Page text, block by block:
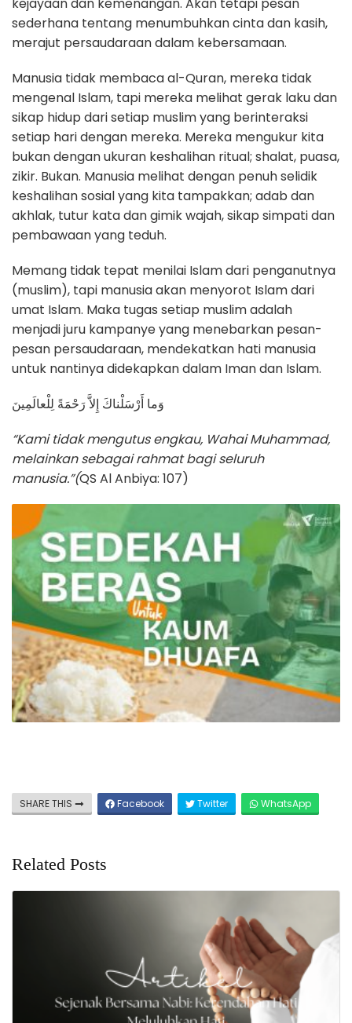
sederhana tentang menumbuhkan cinta dan kasih,
merajut persaudaraan dalam kebersamaan.
Manusia tidak membaca al-Quran, mereka tidak
mengenal Islam, tapi mereka melihat gerak laku dan
sikap hidup dari setiap muslim yang berinteraksi
setiap hari dengan mereka. Mereka mengukur kita
bukan dengan ukuran keshalihan ritual; shalat, puasa,
zikir. Bukan. Manusia melihat dengan penuh selidik
keshalihan sosial yang kita tampakkan; adab dan
akhlak, tutur kata dan gimik wajah, sikap simpati dan
pembawaan yang teduh.
Memang tidak tepat menilai Islam dari penganutnya
(muslim), tapi manusia akan menyorot Islam dari
umat Islam. Maka tugas setiap muslim adalah
menjadi juru kampanye yang menebarkan pesan-
pesan persaudaraan, mendekatkan hati manusia
untuk nantinya didekapkan dalam Iman dan Islam.
وَما أَرْسَلْناكَ إِلاَّ رَحْمَةً لِلْعالَمِينَ
“Kami tidak mengutus engkau, Wahai Muhammad,
melainkan sebagai rahmat bagi seluruh
manusia.”(QS Al Anbiya: 107)
SHARE THIS Facebook Twitter WhatsApp
Related Posts